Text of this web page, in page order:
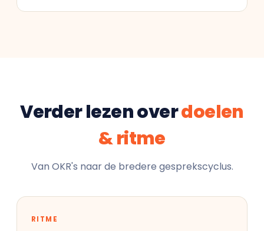
Verder lezen overdoelen
& ritme
Van OKR's naar de bredere gesprekscyclus.
RITME